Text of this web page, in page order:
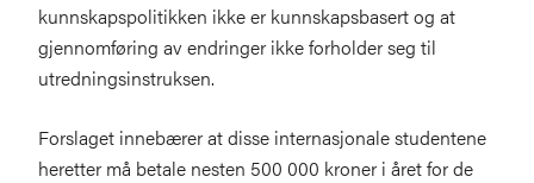
kunnskapspolitikken ikke er kunnskapsbasert og at
gjennomføring av endringer ikke forholder seg til
utredningsinstruksen.
Forslaget innebærer at disse internasjonale studentene
heretter må betale nesten 500 000 kroner i året for de